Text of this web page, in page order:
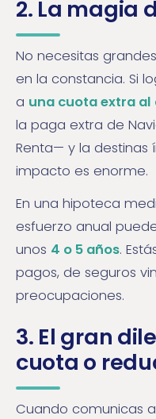
2. La magia
No necesitas
en la constancia. Si
a una cuota extra al
la paga extra de
Renta— y la
impacto es enorme.
En una hipoteca
esfuerzo anual
unos 4 o 5 años.
pagos, de seguros
preocupaciones.
3. El gran
cuota o
Cuando comunicas